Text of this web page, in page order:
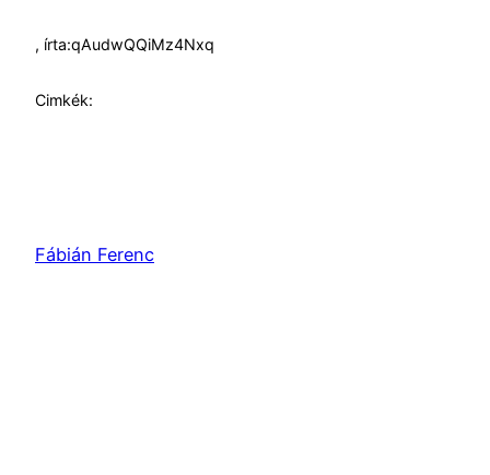
, írta:qAudwQQiMz4Nxq
Cimkék:
Fábián Ferenc